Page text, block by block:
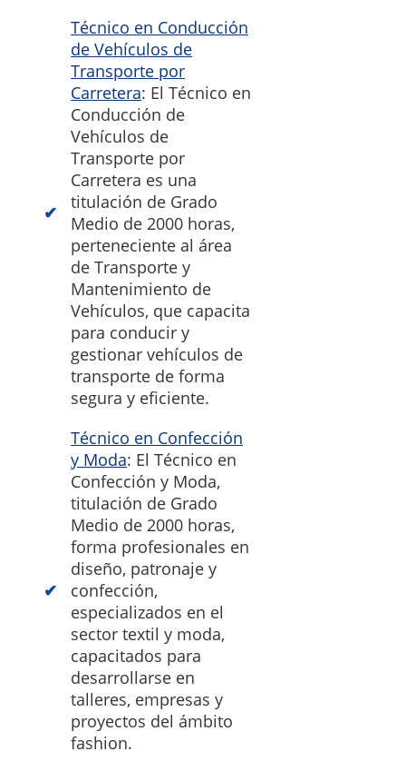
Técnico en Conducción
de Vehículos de
Transporte por
Carretera: El Técnico en
Conducción de
Vehículos de
Transporte por
Carretera es una
titulación de Grado
Medio de 2000 horas,
perteneciente al área
de Transporte y
Mantenimiento de
Vehículos, que capacita
para conducir y
gestionar vehículos de
transporte de forma
segura y eficiente.
Técnico en Confección
y Moda: El Técnico en
Confección y Moda,
titulación de Grado
Medio de 2000 horas,
forma profesionales en
diseño, patronaje y
confección,
especializados en el
sector textil y moda,
capacitados para
desarrollarse en
talleres, empresas y
proyectos del ámbito
fashion.